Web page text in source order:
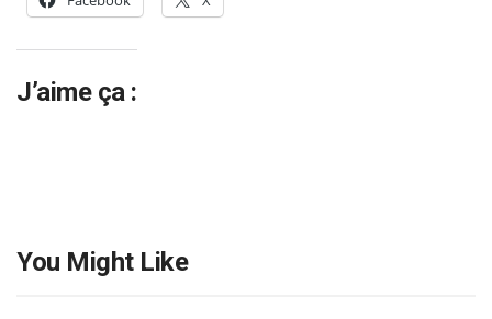
J’aime ça :
You Might Like